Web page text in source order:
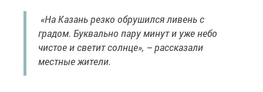
«На Казань резко обрушился ливень с
градом. Буквально пару минут и уже небо
чистое и светит солнце», – рассказали
местные жители.